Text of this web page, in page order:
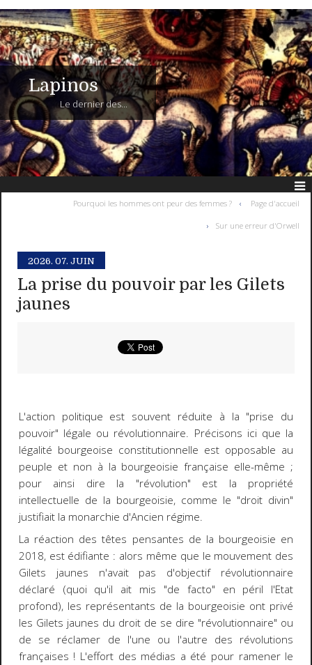
Lapinos
Le dernier des...
Pourquoi les hommes ont peur des femmes ? Page d'accueil
Sur une erreur d'Orwell
2026. 07. JUIN
La prise du pouvoir par les Gilets
jaunes
L'action politique est souvent réduite à la "prise du
pouvoir" légale ou révolutionnaire. Précisons ici que la
légalité bourgeoise constitutionnelle est opposable au
peuple et non à la bourgeoisie française elle-même ;
pour ainsi dire la "révolution" est la propriété
intellectuelle de la bourgeoisie, comme le "droit divin"
justifiait la monarchie d'Ancien régime.
La réaction des têtes pensantes de la bourgeoisie en
2018, est édifiante : alors même que le mouvement des
Gilets jaunes n'avait pas d'objectif révolutionnaire
déclaré (quoi qu'il ait mis "de facto" en péril l'Etat
profond), les représentants de la bourgeoisie ont privé
les Gilets jaunes du droit de se dire "révolutionnaire" ou
de se réclamer de l'une ou l'autre des révolutions
françaises ! L'effort des médias a été pour ramener le